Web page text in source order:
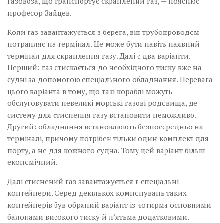
професор Зайцев.
Коли газ завантажується з берега, він трубопроводом
потрапляє на термінал. Це може бути навіть наявний
термінал для скраплення газу. Далі є два варіанти.
Перший: газ стискається до необхідного тиску вже на
судні за допомогою спеціального обладнання. Перевага
цього варіанта в тому, що такі кораблі можуть
обслуговувати невеликі морські газові родовища, де
систему для стиснення газу встановити неможливо.
Другий: обладнання встановлюють безпосередньо на
терміналі, причому потрібен тільки один комплект для
порту, а не для кожного судна. Тому цей варіант більш
економічний.
Далі стиснений газ завантажується в спеціальні
контейнери. Серед декількох компонувань таких
контейнерів був обраний варіант із чотирма основними
балонами високого тиску й п’ятьма додатковими.